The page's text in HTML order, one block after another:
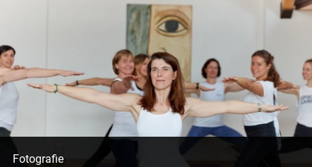
Spontanes Yoga-Shooting
Fotografie